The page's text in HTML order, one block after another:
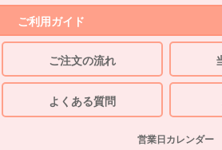
ご利用ガイド
ご注文の流れ
よくある質問
営業日カレンダー